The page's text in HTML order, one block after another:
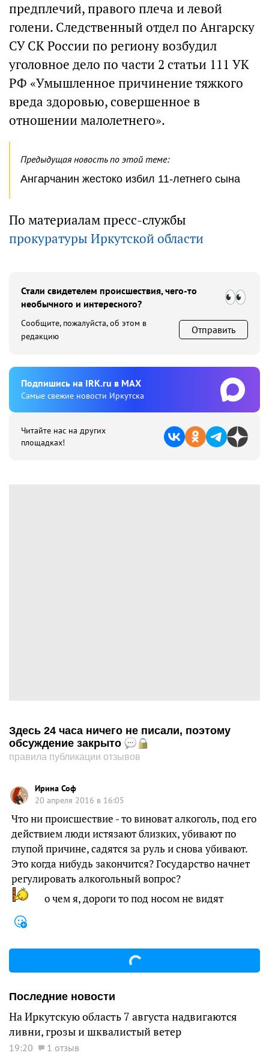
предплечий, правого плеча и левой
голени. Следственный отдел по Ангарску
СУ СК России по региону возбудил
уголовное дело по части 2 статьи 111 УК
РФ «Умышленное причинение тяжкого
вреда здоровью, совершенное в
отношении малолетнего».
Предыдущая новость по этой теме:
Ангарчанин жестоко избил 11-летнего сына
По материалам пресс-службы
прокуратуры Иркутской области
Стали свидетелем происшествия, чего-то
необычного и интересного?
Сообщите, пожалуйста, об этом в
редакцию
Отправить
Подпишиcь на IRK.ru в MAX
Cамые свежие новости Иркутска
Читайте нас на других
площадках!
Здесь 24 часа ничего не писали, поэтому
обсуждение закрыто
правила публикации отзывов
Ирина Соф
20 апреля 2016 в 16:05
Что ни происшествие - то виноват алкоголь, под его
действием люди истязают близких, убивают по
глупой причине, садятся за руль и снова убивают.
Это когда нибудь закончится? Государство начнет
регулировать алкогольный вопрос?
о чем я, дороги то под носом не видят
Последние новости
На Иркутскую область 7 августа надвигаются
ливни, грозы и шквалистый ветер
19:20 1 отзыв